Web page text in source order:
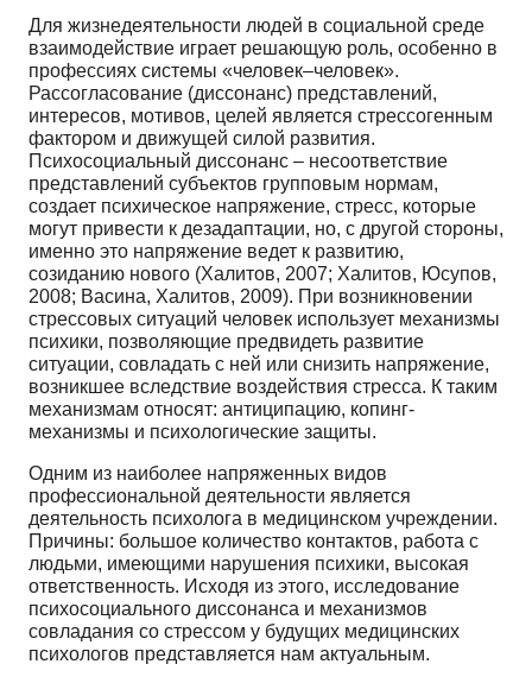
Для жизнедеятельности людей в социальной среде
взаимодействие играет решающую роль, особенно в
профессиях системы «человек–человек».
Рассогласование (диссонанс) представлений,
интересов, мотивов, целей является стрессогенным
фактором и движущей силой развития.
Психосоциальный диссонанс – несоответствие
представлений субъектов групповым нормам,
создает психическое напряжение, стресс, которые
могут привести к дезадаптации, но, с другой стороны,
именно это напряжение ведет к развитию,
созиданию нового (Халитов, 2007; Халитов, Юсупов,
2008; Васина, Халитов, 2009). При возникновении
стрессовых ситуаций человек использует механизмы
психики, позволяющие предвидеть развитие
ситуации, совладать с ней или снизить напряжение,
возникшее вследствие воздействия стресса. К таким
механизмам относят: антиципацию, копинг-
механизмы и психологические защиты.
Одним из наиболее напряженных видов
профессиональной деятельности является
деятельность психолога в медицинском учреждении.
Причины: большое количество контактов, работа с
людьми, имеющими нарушения психики, высокая
ответственность. Исходя из этого, исследование
психосоциального диссонанса и механизмов
совладания со стрессом у будущих медицинских
психологов представляется нам актуальным.